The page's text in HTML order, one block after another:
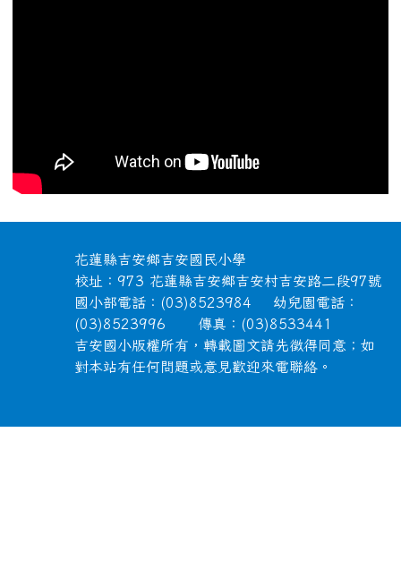
頁尾區域內容
花蓮縣吉安鄉吉安國民小學
校址：973 花蓮縣吉安鄉吉安村吉安路二段97號
國小部電話：(03)8523984 幼兒園電話：
(03)8523996 傳真：(03)8533441
吉安國小版權所有，轉載圖文請先徵得同意；如
對本站有任何問題或意見歡迎來電聯絡。